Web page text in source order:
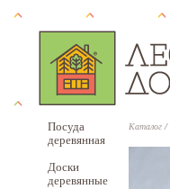
Посуда
деревянная
Доски
деревянные
Каталог /